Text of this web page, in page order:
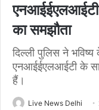
एनआईईएलआईटी
का समझौता
दिल्ली पुलिस ने
एनआईईएलआईटी के
हैं।
Live News Delhi